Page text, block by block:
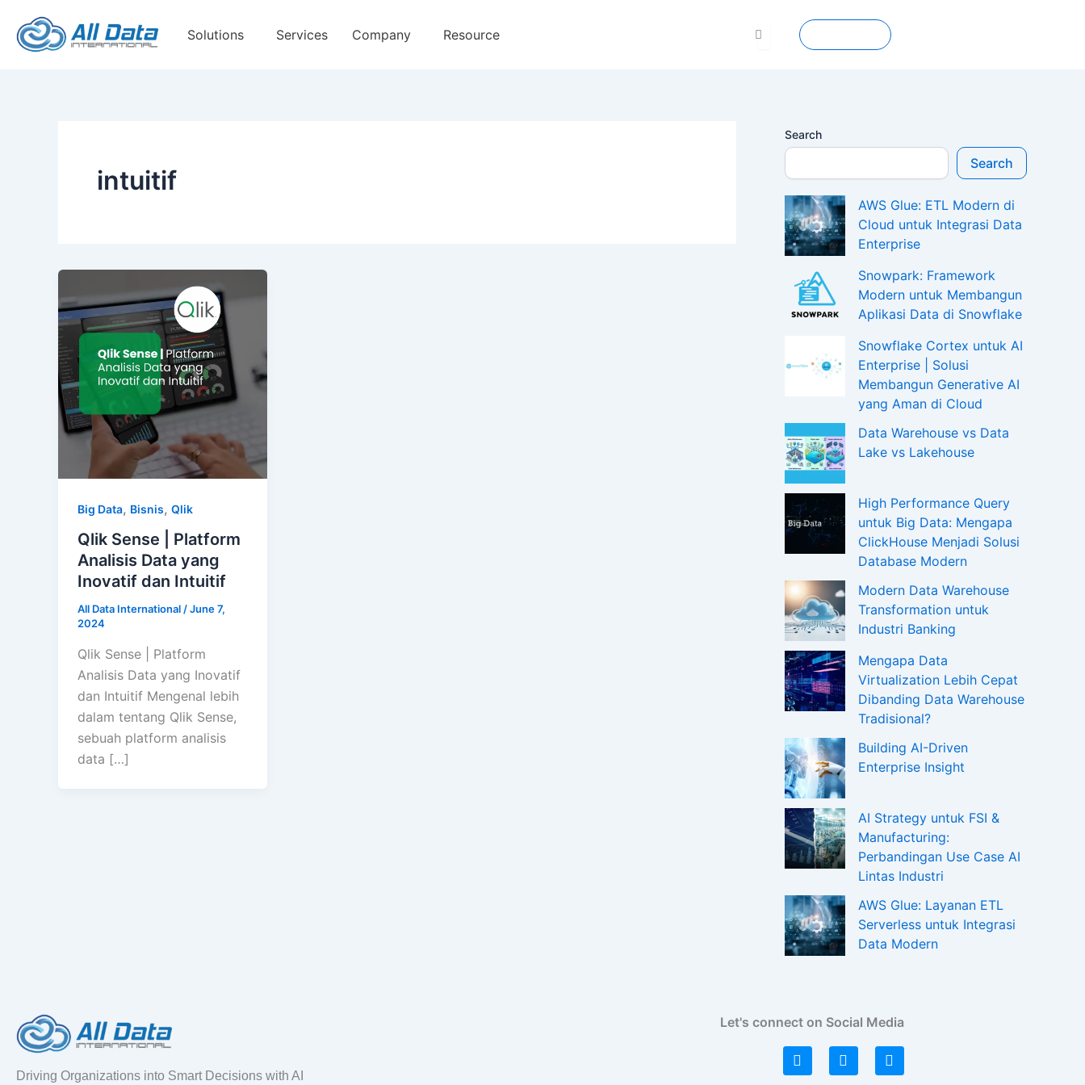
content
Solutions Services Company Resource
intuitif
Big Data, Bisnis, Qlik
Qlik Sense | Platform
Analisis Data yang
Inovatif dan Intuitif
All Data International/June 7,
2024
Qlik Sense | Platform
Analisis Data yang Inovatif
dan Intuitif Mengenal lebih
dalam tentang Qlik Sense,
sebuah platform analisis
data […]
Search
Search
AWS Glue: ETL Modern di
Cloud untuk Integrasi Data
Enterprise
Snowpark: Framework
Modern untuk Membangun
Aplikasi Data di Snowflake
Snowflake Cortex untuk AI
Enterprise | Solusi
Membangun Generative AI
yang Aman di Cloud
Data Warehouse vs Data
Lake vs Lakehouse
High Performance Query
untuk Big Data: Mengapa
ClickHouse Menjadi Solusi
Database Modern
Modern Data Warehouse
Transformation untuk
Industri Banking
Mengapa Data
Virtualization Lebih Cepat
Dibanding Data Warehouse
Tradisional?
Building AI-Driven
Enterprise Insight
AI Strategy untuk FSI &
Manufacturing:
Perbandingan Use Case AI
Lintas Industri
AWS Glue: Layanan ETL
Serverless untuk Integrasi
Data Modern
Driving Organizations into Smart Decisions with AI
Let's connect on Social Media
L
i
I
n
F
a